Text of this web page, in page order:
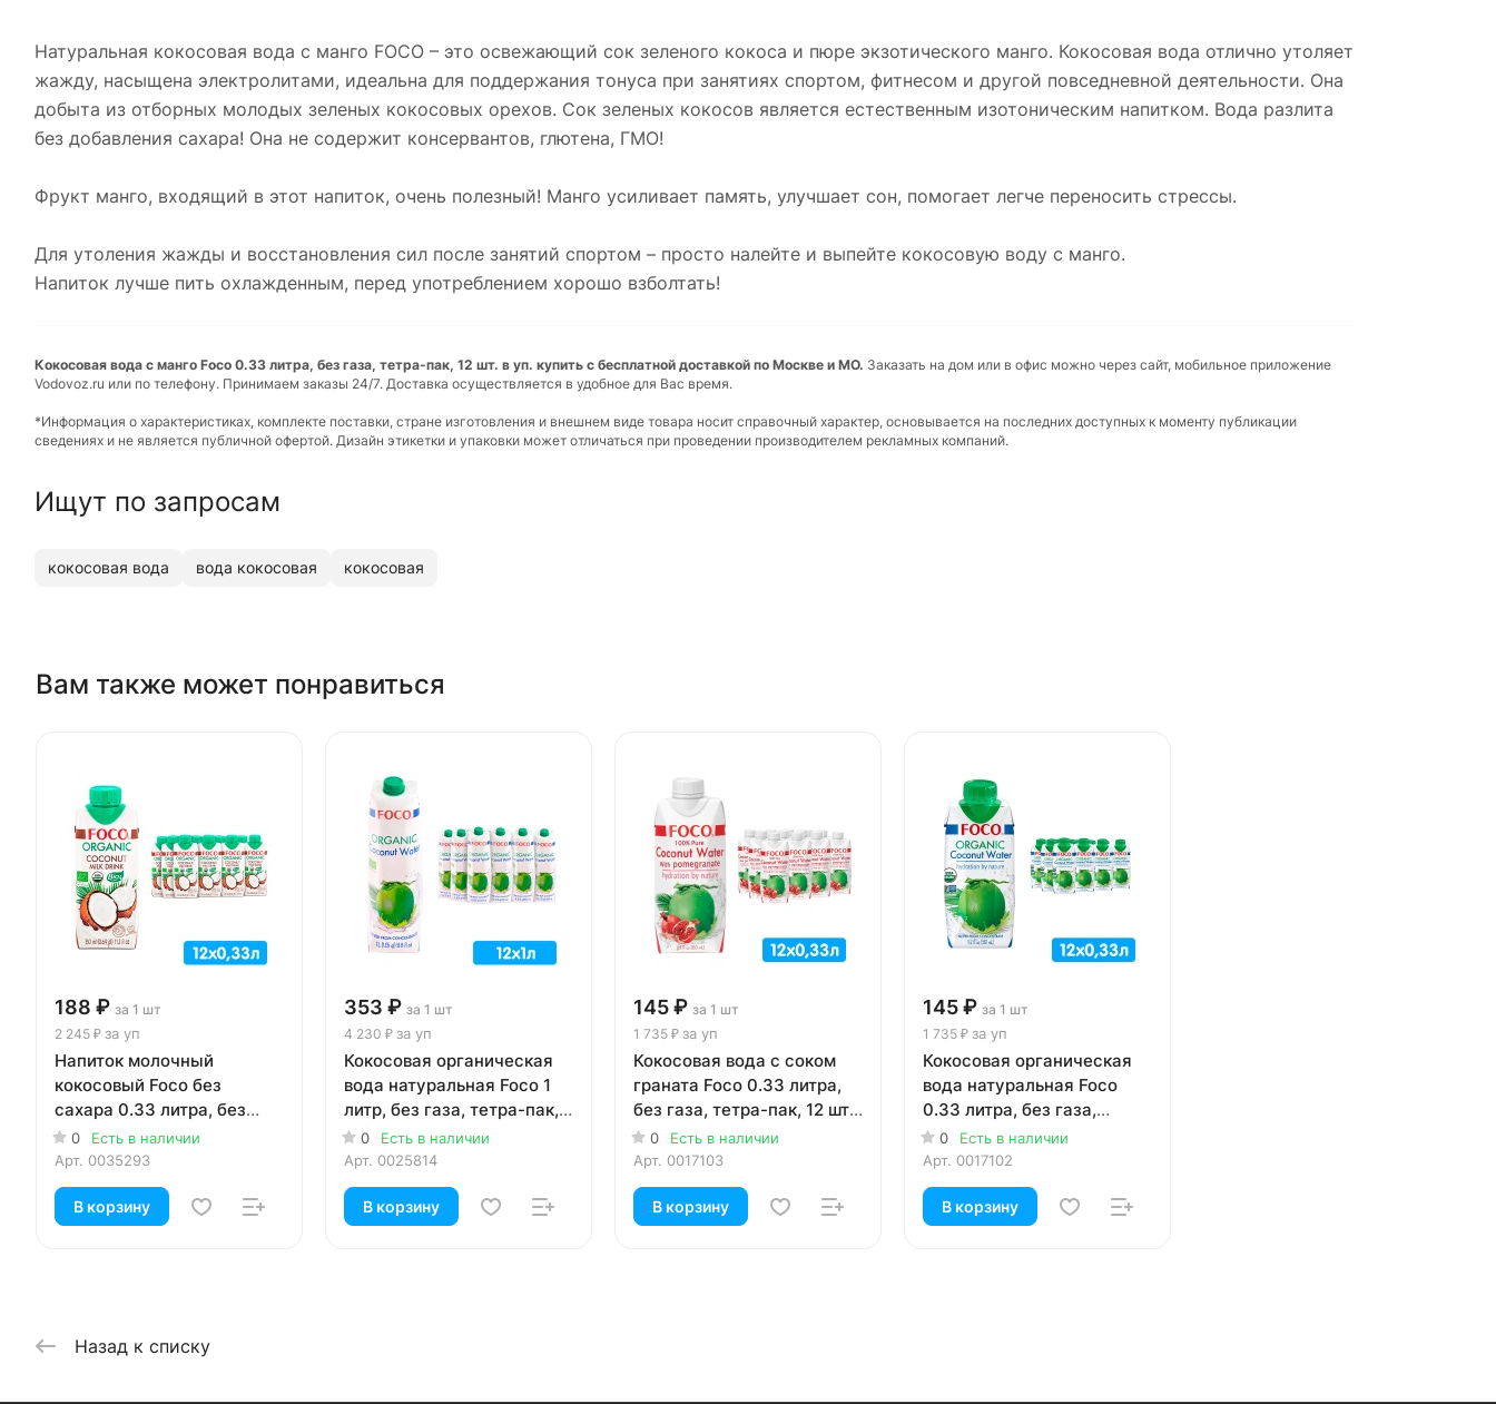
Натуральная кокосовая вода с манго FOCO – это освежающий сок зеленого кокоса и пюре экзотического манго. Кокосовая вода отлично утоляет
жажду, насыщена электролитами, идеальна для поддержания тонуса при занятиях спортом, фитнесом и другой повседневной деятельности. Она
добыта из отборных молодых зеленых кокосовых орехов. Сок зеленых кокосов является естественным изотоническим напитком. Вода разлита
без добавления сахара! Она не содержит консервантов, глютена, ГМО!
Фрукт манго, входящий в этот напиток, очень полезный! Манго усиливает память, улучшает сон, помогает легче переносить стрессы.
Для утоления жажды и восстановления сил после занятий спортом – просто налейте и выпейте кокосовую воду с манго.
Напиток лучше пить охлажденным, перед употреблением хорошо взболтать!
Кокосовая вода с манго Foco 0.33 литра, без газа, тетра-пак, 12 шт. в уп. купить с бесплатной доставкой по Москве и МО. Заказать на дом или в офис можно через сайт, мобильное приложение
Vodovoz.ru или по телефону. Принимаем заказы 24/7. Доставка осуществляется в удобное для Вас время.
*Информация о характеристиках, комплекте поставки, стране изготовления и внешнем виде товара носит справочный характер, основывается на последних доступных к моменту публикации
сведениях и не является публичной офертой. Дизайн этикетки и упаковки может отличаться при проведении производителем рекламных компаний.
Ищут по запросам
кокосовая вода вода кокосовая кокосовая
Вам также может понравиться
188 ₽ за 1 шт
2 245 ₽ за уп
Напиток молочный
кокосовый Foco без
сахара 0.33 литра, без
газа, тетра-пак, 12 шт. в уп.
0
Есть в наличии
Арт. 0035293
В корзину
353 ₽ за 1 шт
4 230 ₽ за уп
Кокосовая органическая
вода натуральная Foco 1
литр, без газа, тетра-пак,
12 шт. в уп.
0
Есть в наличии
Арт. 0025814
В корзину
145 ₽ за 1 шт
1 735 ₽ за уп
Кокосовая вода с соком
граната Foco 0.33 литра,
без газа, тетра-пак, 12 шт.
в уп.
0
Есть в наличии
Арт. 0017103
В корзину
145 ₽ за 1 шт
1 735 ₽ за уп
Кокосовая органическая
вода натуральная Foco
0.33 литра, без газа,
тетра-пак, 12 шт. в уп.
0
Есть в наличии
Арт. 0017102
В корзину
Назад к списку